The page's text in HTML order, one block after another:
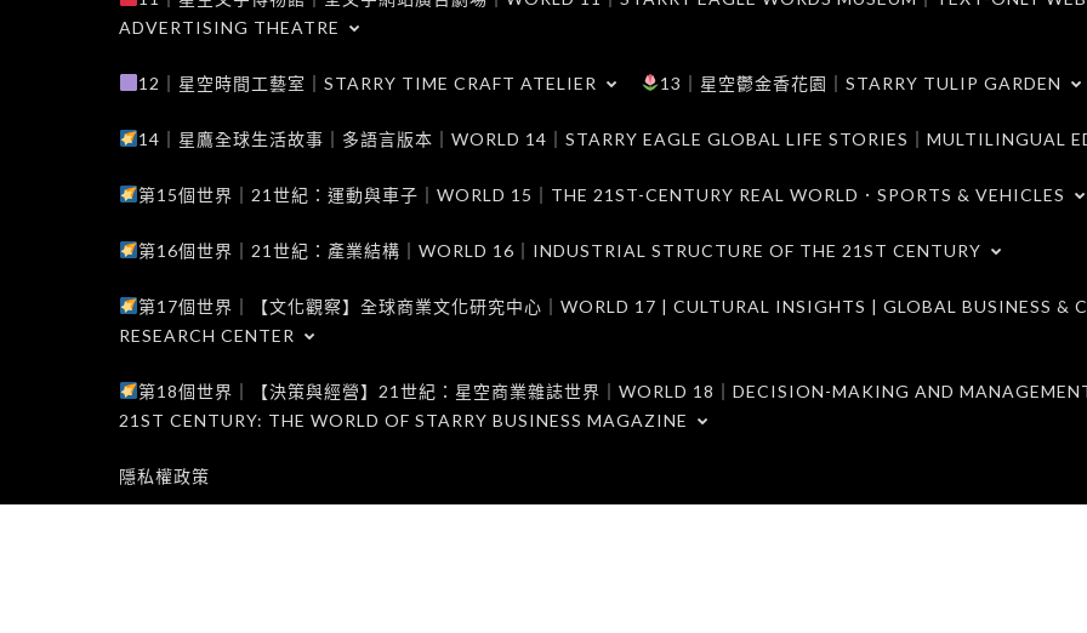
ADVERTISING THEATRE
12｜星空時間工藝室｜STARRY TIME CRAFT ATELIER 13｜星空鬱金香花園｜STARRY TULIP GARDEN
14｜星鷹全球生活故事｜多語言版本｜WORLD 14｜STARRY EAGLE GLOBAL LIFE STORIES｜MULTILINGUAL
第15個世界｜21世紀：運動與車子｜WORLD 15｜THE 21ST-CENTURY REAL WORLD．SPORTS & VEHICLES
第16個世界｜21世紀：產業結構｜WORLD 16｜INDUSTRIAL STRUCTURE OF THE 21ST CENTURY
第17個世界｜【文化觀察】全球商業文化研究中心｜WORLD 17 | CULTURAL INSIGHTS | GLOBAL BUSINESS &
RESEARCH CENTER
第18個世界｜【決策與經營】21世紀：星空商業雜誌世界｜WORLD 18｜DECISION-MAKING AND
21ST CENTURY: THE WORLD OF STARRY BUSINESS MAGAZINE
隱私權政策